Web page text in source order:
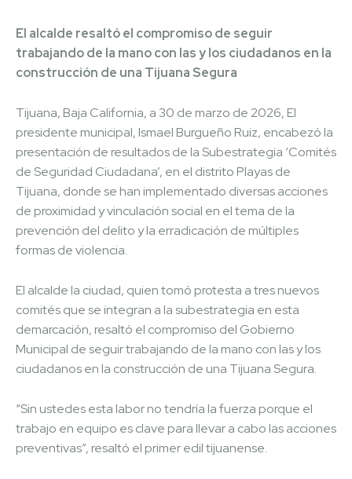
El alcalde resaltó el compromiso de seguir
trabajando de la mano con las y los ciudadanos en la
construcción de una Tijuana Segura
Tijuana, Baja California, a 30 de marzo de 2026, El
presidente municipal, Ismael Burgueño Ruiz, encabezó la
presentación de resultados de la Subestrategia ‘Comités
de Seguridad Ciudadana’, en el distrito Playas de
Tijuana, donde se han implementado diversas acciones
de proximidad y vinculación social en el tema de la
prevención del delito y la erradicación de múltiples
formas de violencia.
El alcalde la ciudad, quien tomó protesta a tres nuevos
comités que se integran a la subestrategia en esta
demarcación, resaltó el compromiso del Gobierno
Municipal de seguir trabajando de la mano con las y los
ciudadanos en la construcción de una Tijuana Segura.
“Sin ustedes esta labor no tendría la fuerza porque el
trabajo en equipo es clave para llevar a cabo las acciones
preventivas”, resaltó el primer edil tijuanense.